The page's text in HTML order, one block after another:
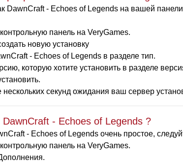
DawnCraft - Echoes of Legends на вашей
панель на VeryGames.
новую установку
- Echoes of Legends в разделе тип.
которую хотите установить в разделе
секунд ожидания ваш сервер
DawnCraft - Echoes of Legends ?
- Echoes of Legends очень простое,
панель на VeryGames.